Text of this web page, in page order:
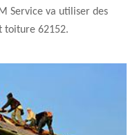
Service va utiliser des
toiture 62152.